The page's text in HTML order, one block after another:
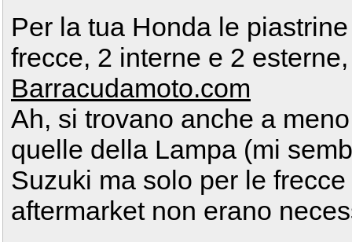
Per la tua Honda le
frecce, 2 interne e 2
Barracudamoto.com
Ah, si trovano anche a
quelle della Lampa (mi
Suzuki ma solo per le
aftermarket non erano